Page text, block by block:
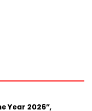
Year 2026”,